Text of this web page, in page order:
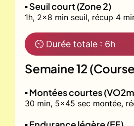
▪️ Seuil court (Zone 2)
1h, 2x8 min seuil, récup 4
⏲ Durée totale : 6h
Semaine 12
▪️ Montées courtes
30 min, 5x45 sec montée,